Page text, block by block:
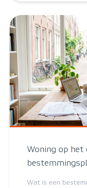
Woning op
Wat is een